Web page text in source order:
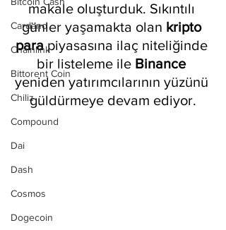
Cardano
Chainlink
Bittorent Coin
Chiliz
Compound
Dai
Dash
Cosmos
Dogecoin
makale oluşturduk. Sıkıntılı
günler yaşamakta olan kripto
para piyasasına ilaç niteliğinde
bir listeleme ile Binance
yeniden yatırımcılarının yüzünü
güldürmeye devam ediyor.